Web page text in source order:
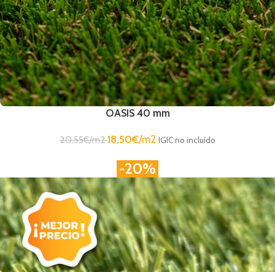
OASIS 40 mm
20,55€/m218,50€/m2 IGIC no incluído
-20%